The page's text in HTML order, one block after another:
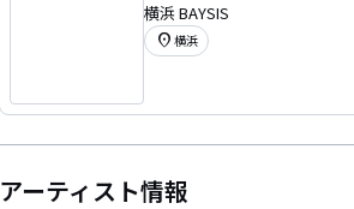
横浜 BAYSIS
location_on 横浜
アーティスト情報